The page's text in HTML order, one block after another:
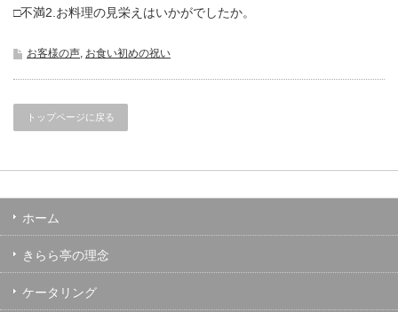
□不満2.お料理の見栄えはいかがでしたか。
お客様の声, お食い初めの祝い
トップページに戻る
ホーム
きらら亭の理念
ケータリング